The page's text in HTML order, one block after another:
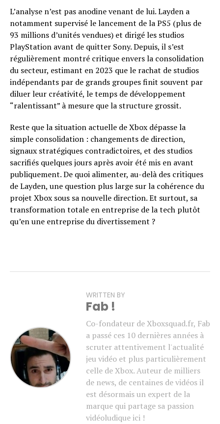
L’analyse n’est pas anodine venant de lui. Layden a
notamment supervisé le lancement de la PS5 (plus de
93 millions d’unités vendues) et dirigé les studios
PlayStation avant de quitter Sony. Depuis, il s’est
régulièrement montré critique envers la consolidation
du secteur, estimant en 2023 que le rachat de studios
indépendants par de grands groupes finit souvent par
diluer leur créativité, le temps de développement
“ralentissant” à mesure que la structure grossit.
Reste que la situation actuelle de Xbox dépasse la
simple consolidation : changements de direction,
signaux stratégiques contradictoires, et des studios
sacrifiés quelques jours après avoir été mis en avant
publiquement. De quoi alimenter, au-delà des critiques
de Layden, une question plus large sur la cohérence du
projet Xbox sous sa nouvelle direction. Et surtout, sa
transformation totale en entreprise de la tech plutôt
qu’en une entreprise du divertissement ?
WRITTEN BY
Fab !
Co-fondateur de Xboxsquad.fr, Fab
a passé ces 10 dernières années à
scruter attentivement l'actualité
jeu vidéo et plus particulièrement
celle de Xbox. Auteur de milliers
de news, de centaines de vidéos il
est désormais un expert de la
marque qui partage sa passion
vidéoludique ici !